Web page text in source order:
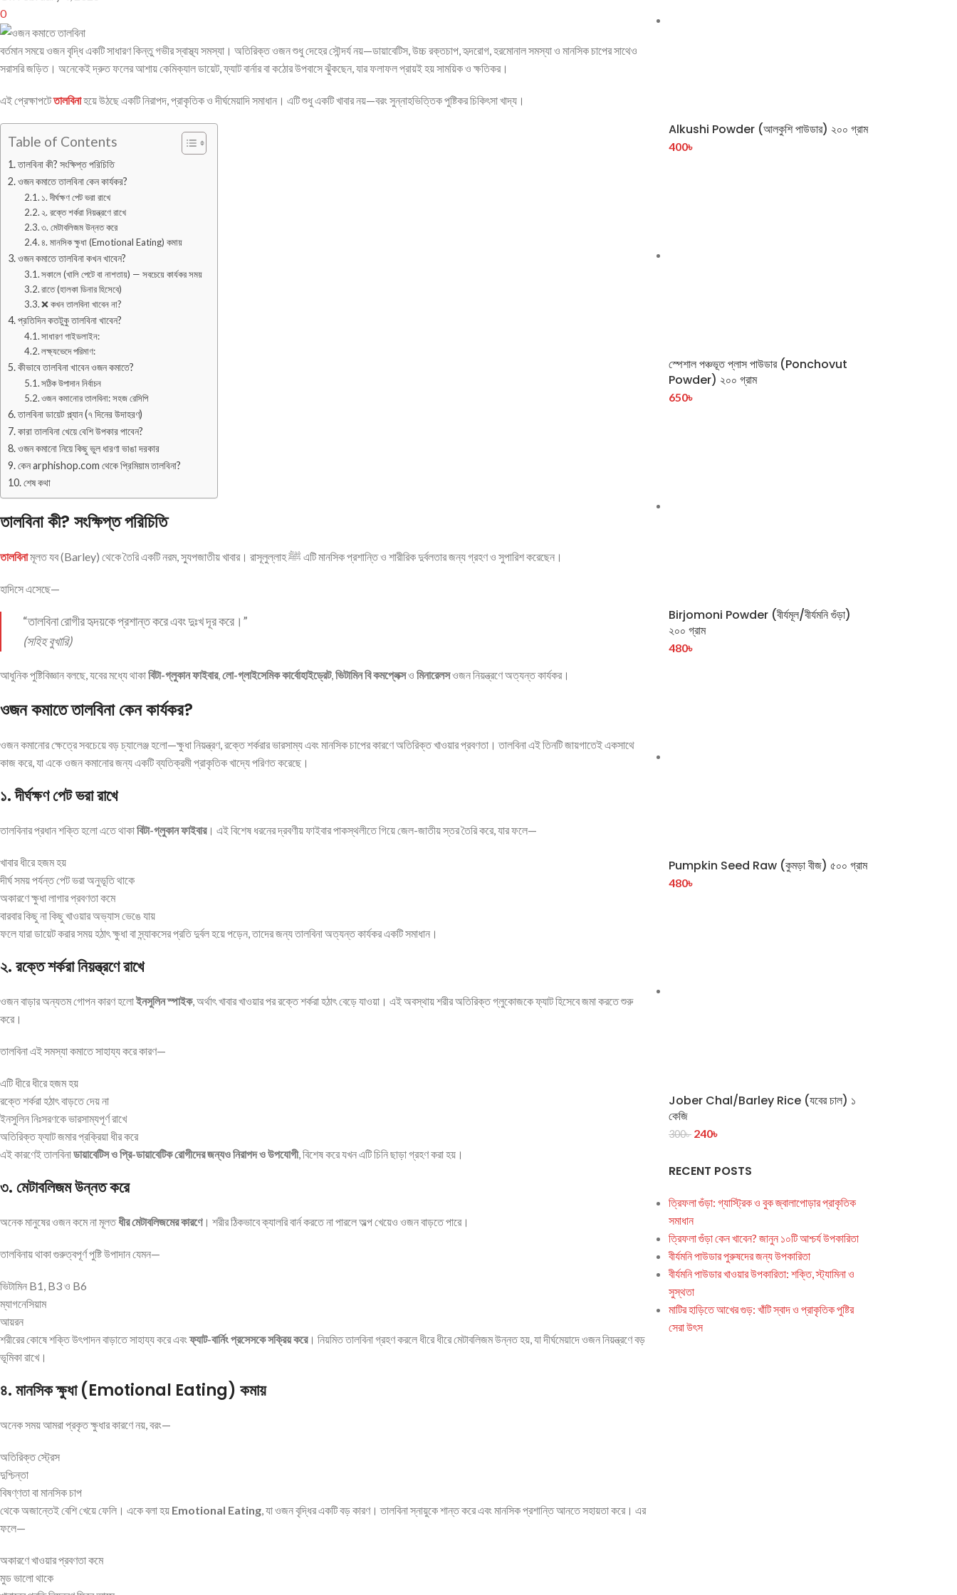
0
বর্তমান সময়ে ওজন বৃদ্ধি একটি সাধারণ কিন্তু গভীর স্বাস্থ্য সমস্যা। অতিরিক্ত ওজন শুধু দেহের সৌন্দর্য নয়—ডায়াবেটিস, উচ্চ রক্তচাপ, হৃদরোগ, হরমোনাল সমস্যা ও মানসিক চাপের সাথেও
সরাসরি জড়িত। অনেকেই দ্রুত ফলের আশায় কেমিক্যাল ডায়েট, ফ্যাট বার্নার বা কঠোর উপবাসে ঝুঁকছেন, যার ফলাফল প্রায়ই হয় সাময়িক ও ক্ষতিকর।
এই প্রেক্ষাপটেতালবিনাহয়ে উঠছে একটি নিরাপদ, প্রাকৃতিক ও দীর্ঘমেয়াদি সমাধান। এটি শুধু একটি খাবার নয়—বরং সুন্নাহভিত্তিক পুষ্টিকর চিকিৎসা খাদ্য।
Table of Contents
তালবিনা কী? সংক্ষিপ্ত পরিচিতি
ওজন কমাতে তালবিনা কেন কার্যকর?
১. দীর্ঘক্ষণ পেট ভরা রাখে
২. রক্তে শর্করা নিয়ন্ত্রণে রাখে
৩. মেটাবলিজম উন্নত করে
৪. মানসিক ক্ষুধা (Emotional Eating) কমায়
ওজন কমাতে তালবিনা কখন খাবেন?
সকালে (খালি পেটে বা নাশতায়) — সবচেয়ে কার্যকর সময়
রাতে (হালকা ডিনার হিসেবে)
❌ কখন তালবিনা খাবেন না?
প্রতিদিন কতটুকু তালবিনা খাবেন?
সাধারণ গাইডলাইন:
লক্ষ্যভেদে পরিমাণ:
কীভাবে তালবিনা খাবেন ওজন কমাতে?
সঠিক উপাদান নির্বাচন
ওজন কমানোর তালবিনা: সহজ রেসিপি
তালবিনা ডায়েট প্ল্যান (৭ দিনের উদাহরণ)
কারা তালবিনা খেয়ে বেশি উপকার পাবেন?
ওজন কমানো নিয়ে কিছু ভুল ধারণা ভাঙা দরকার
কেন arphishop.com থেকে প্রিমিয়াম তালবিনা?
শেষ কথা
তালবিনা কী? সংক্ষিপ্ত পরিচিতি
তালবিনা মূলত যব (Barley) থেকে তৈরি একটি নরম, স্যুপজাতীয় খাবার। রাসূলুল্লাহ ﷺ এটি মানসিক প্রশান্তি ও শারীরিক দুর্বলতার জন্য গ্রহণ ও সুপারিশ করেছেন।
হাদিসে এসেছে—
“তালবিনা রোগীর হৃদয়কে প্রশান্ত করে এবং দুঃখ দূর করে।”
(সহিহ বুখারি)
আধুনিক পুষ্টিবিজ্ঞান বলছে, যবের মধ্যে থাকাবিটা-গ্লুকান ফাইবার,লো-গ্লাইসেমিক কার্বোহাইড্রেট,ভিটামিন বি কমপ্লেক্সও মিনারেলসওজন নিয়ন্ত্রণে অত্যন্ত কার্যকর।
ওজন কমাতে তালবিনা কেন কার্যকর?
ওজন কমানোর ক্ষেত্রে সবচেয়ে বড় চ্যালেঞ্জ হলো—ক্ষুধা নিয়ন্ত্রণ, রক্তে শর্করার ভারসাম্য এবং মানসিক চাপের কারণে অতিরিক্ত খাওয়ার প্রবণতা। তালবিনা এই তিনটি জায়গাতেই একসাথে
কাজ করে, যা একে ওজন কমানোর জন্য একটি ব্যতিক্রমী প্রাকৃতিক খাদ্যে পরিণত করেছে।
১. দীর্ঘক্ষণ পেট ভরা রাখে
তালবিনার প্রধান শক্তি হলো এতে থাকাবিটা-গ্লুকান ফাইবার। এই বিশেষ ধরনের দ্রবণীয় ফাইবার পাকস্থলীতে গিয়ে জেল-জাতীয় স্তর তৈরি করে, যার ফলে—
খাবার ধীরে হজম হয়
দীর্ঘ সময় পর্যন্ত পেট ভরা অনুভূতি থাকে
অকারণে ক্ষুধা লাগার প্রবণতা কমে
বারবার কিছু না কিছু খাওয়ার অভ্যাস ভেঙে যায়
ফলে যারা ডায়েট করার সময় হঠাৎ ক্ষুধা বা স্ন্যাকসের প্রতি দুর্বল হয়ে পড়েন, তাদের জন্য তালবিনা অত্যন্ত কার্যকর একটি সমাধান।
২. রক্তে শর্করা নিয়ন্ত্রণে রাখে
ওজন বাড়ার অন্যতম গোপন কারণ হলোইনসুলিন স্পাইক, অর্থাৎ খাবার খাওয়ার পর রক্তে শর্করা হঠাৎ বেড়ে যাওয়া। এই অবস্থায় শরীর অতিরিক্ত গ্লুকোজকে ফ্যাট হিসেবে জমা করতে শুরু
করে।
তালবিনা এই সমস্যা কমাতে সাহায্য করে কারণ—
এটি ধীরে ধীরে হজম হয়
রক্তে শর্করা হঠাৎ বাড়তে দেয় না
ইনসুলিন নিঃসরণকে ভারসাম্যপূর্ণ রাখে
অতিরিক্ত ফ্যাট জমার প্রক্রিয়া ধীর করে
এই কারণেই তালবিনাডায়াবেটিস ও প্রি-ডায়াবেটিক রোগীদের জন্যও নিরাপদ ও উপযোগী, বিশেষ করে যখন এটি চিনি ছাড়া গ্রহণ করা হয়।
৩. মেটাবলিজম উন্নত করে
অনেক মানুষের ওজন কমে না মূলতধীর মেটাবলিজমের কারণে। শরীর ঠিকভাবে ক্যালরি বার্ন করতে না পারলে অল্প খেয়েও ওজন বাড়তে পারে।
তালবিনায় থাকা গুরুত্বপূর্ণ পুষ্টি উপাদান যেমন—
ভিটামিন B1, B3 ও B6
ম্যাগনেসিয়াম
আয়রন
শরীরের কোষে শক্তি উৎপাদন বাড়াতে সাহায্য করে এবংফ্যাট-বার্নিং প্রসেসকে সক্রিয় করে। নিয়মিত তালবিনা গ্রহণ করলে ধীরে ধীরে মেটাবলিজম উন্নত হয়, যা দীর্ঘমেয়াদে ওজন নিয়ন্ত্রণে বড়
ভূমিকা রাখে।
৪. মানসিক ক্ষুধা (Emotional Eating) কমায়
অনেক সময় আমরা প্রকৃত ক্ষুধার কারণে নয়, বরং—
অতিরিক্ত স্ট্রেস
দুশ্চিন্তা
বিষণ্ণতা বা মানসিক চাপ
থেকে অজান্তেই বেশি খেয়ে ফেলি। একে বলা হয় Emotional Eating, যা ওজন বৃদ্ধির একটি বড় কারণ। তালবিনা স্নায়ুকে শান্ত করে এবং মানসিক প্রশান্তি আনতে সহায়তা করে। এর
ফলে—
অকারণে খাওয়ার প্রবণতা কমে
মুড ভালো থাকে
Alkushi Powder (আলকুশি পাউডার) ২০০ গ্রাম
400৳
স্পেশাল পঞ্চভূত প্লাস পাউডার (Ponchovut
Powder) ২০০ গ্রাম
650৳
Birjomoni Powder (বীর্যমূল/বীর্যমনি গুঁড়া)
২০০ গ্রাম
480৳
Pumpkin Seed Raw (কুমড়া বীজ) ৫০০ গ্রাম
480৳
Jober Chal/Barley Rice (যবের চাল) ১
কেজি
300৳ 240৳
RECENT POSTS
ত্রিফলা গুঁড়া: গ্যাস্ট্রিক ও বুক জ্বালাপোড়ার প্রাকৃতিক
সমাধান
ত্রিফলা গুঁড়া কেন খাবেন? জানুন ১০টি আশ্চর্য উপকারিতা
বীর্যমনি পাউডার পুরুষদের জন্য উপকারিতা
বীর্যমনি পাউডার খাওয়ার উপকারিতা: শক্তি, স্ট্যামিনা ও
সুস্থতা
মাটির হাড়িতে আখের গুড়: খাঁটি স্বাদ ও প্রাকৃতিক পুষ্টির
সেরা উৎস